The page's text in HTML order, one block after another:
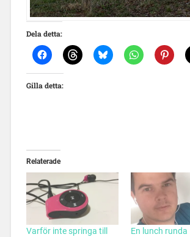
Dela detta:
Gilla detta:
Relaterade
Varför inte springa till
En lunch runda